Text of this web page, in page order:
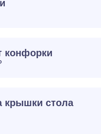
конфорки
крышки стола